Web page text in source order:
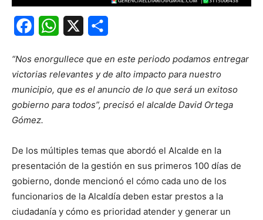
FacebookWhatsApp
“Nos enorgullece que en este periodo podamos entregar
victorias relevantes y de alto impacto para nuestro
municipio, que es el anuncio de lo que será un exitoso
gobierno para todos”, precisó el alcalde David Ortega
Gómez.
De los múltiples temas que abordó el Alcalde en la
presentación de la gestión en sus primeros 100 días de
gobierno, donde mencionó el cómo cada uno de los
funcionarios de la Alcaldía deben estar prestos a la
ciudadanía y cómo es prioridad atender y generar un